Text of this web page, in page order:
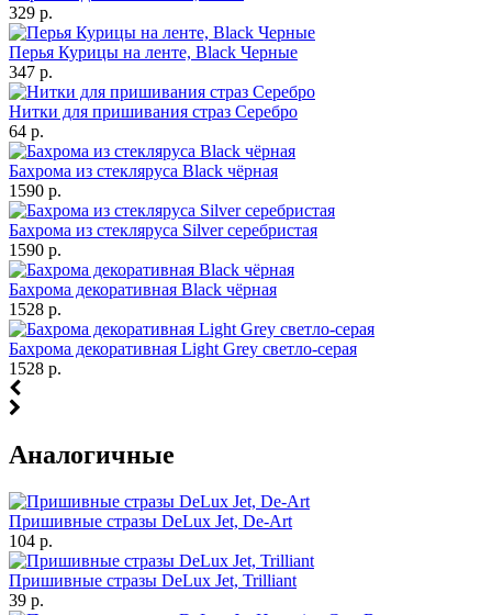
329 р.
Перья Курицы на ленте, Black Черные
347 р.
Нитки для пришивания страз Серебро
64 р.
Бахрома из стекляруса Black чёрная
1590 р.
Бахрома из стекляруса Silver серебристая
1590 р.
Бахрома декоративная Black чёрная
1528 р.
Бахрома декоративная Light Grey светло-серая
1528 р.
Аналогичные
Пришивные стразы DeLux Jet, De-Art
104 р.
Пришивные стразы DeLux Jet, Trilliant
39 р.